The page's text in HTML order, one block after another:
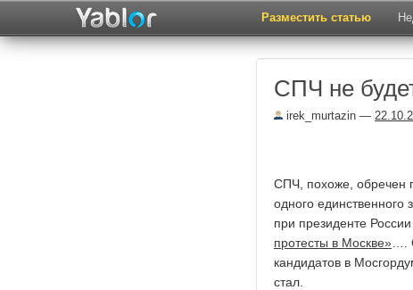
Разместить статью
СПЧ не
irek_murtazin —
СПЧ, похоже, обречен
одного единственного
при президенте
протесты в Москве» ….
кандидатов в
стал.